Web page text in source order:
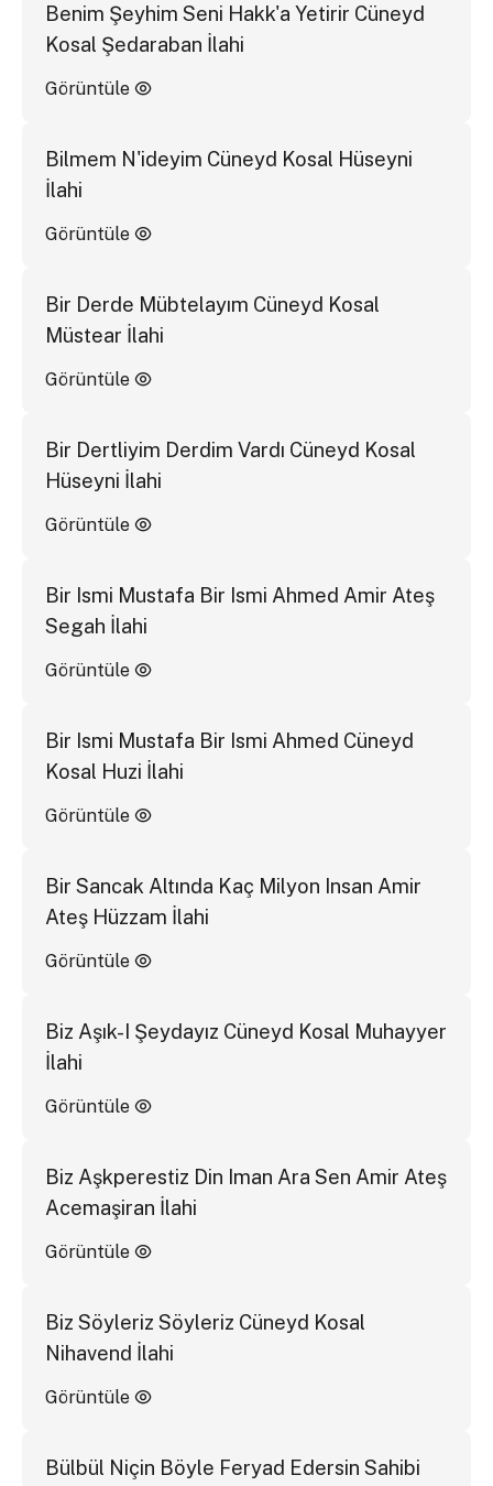
Benim Şeyhim Seni Hakk'a Yetirir Cüneyd
Kosal Şedaraban İlahi
Görüntüle
Bilmem N'ideyim Cüneyd Kosal Hüseyni
İlahi
Görüntüle
Bir Derde Mübtelayım Cüneyd Kosal
Müstear İlahi
Görüntüle
Bir Dertliyim Derdim Vardı Cüneyd Kosal
Hüseyni İlahi
Görüntüle
Bir Ismi Mustafa Bir Ismi Ahmed Amir Ateş
Segah İlahi
Görüntüle
Bir Ismi Mustafa Bir Ismi Ahmed Cüneyd
Kosal Huzi İlahi
Görüntüle
Bir Sancak Altında Kaç Milyon Insan Amir
Ateş Hüzzam İlahi
Görüntüle
Biz Aşık-I Şeydayız Cüneyd Kosal Muhayyer
İlahi
Görüntüle
Biz Aşkperestiz Din Iman Ara Sen Amir Ateş
Acemaşiran İlahi
Görüntüle
Biz Söyleriz Söyleriz Cüneyd Kosal
Nihavend İlahi
Görüntüle
Bülbül Niçin Böyle Feryad Edersin Sahibi